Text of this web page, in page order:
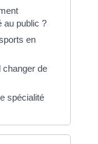
au public ?
en
changer de
spécialité